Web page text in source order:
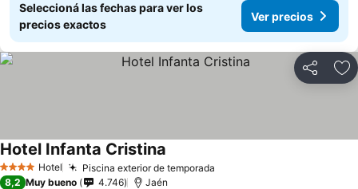
Seleccioná las fechas para ver los
precios exactos
Ver precios
Compartir
4 EstrellasHotel Piscina exterior de temporada
Hotel Infanta Cristina
8,2 Muy bueno 4.746 Jaén